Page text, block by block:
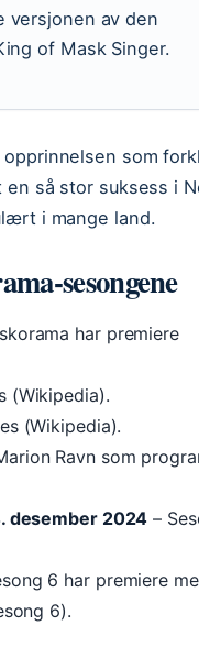
versjonen av den
of Mask Singer.
som
så stor suksess i
i mange land.
sesongene
har premiere
(Wikipedia).
(Wikipedia).
Ravn som
desember 2024 –
6 har premiere
6).